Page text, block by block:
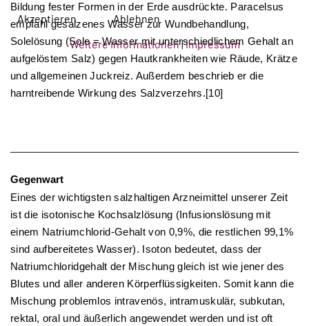
Bildung fester Formen in der Erde ausdrückte. Paracelsus
empfahl gesalzenes Wasser zur Wundbehandlung,
Solelösung (Sole = Wasser mit unterschiedlichem Gehalt an
aufgelöstem Salz) gegen Hautkrankheiten wie Räude, Krätze
und allgemeinen Juckreiz. Außerdem beschrieb er die
harntreibende Wirkung des Salzverzehrs.[10]
Gegenwart
Eines der wichtigsten salzhaltigen Arzneimittel unserer Zeit
ist die isotonische Kochsalzlösung (Infusionslösung mit
einem Natriumchlorid-Gehalt von 0,9%, die restlichen 99,1%
sind aufbereitetes Wasser). Isoton bedeutet, dass der
Natriumchloridgehalt der Mischung gleich ist wie jener des
Blutes und aller anderen Körperflüssigkeiten. Somit kann die
Mischung problemlos intravenös, intramuskulär, subkutan,
rektal, oral und äußerlich angewendet werden und ist oft
Akzeptieren
Ablehnen
Weitere Informationen|Impressum